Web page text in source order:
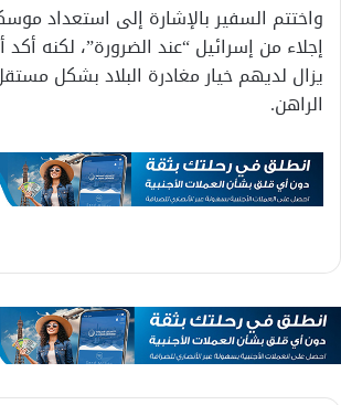
واختتم السفير بالإشارة إلى استعداد
إجلاء من إسرائيل “عند الضرورة”، لكنه أكد
يزال لديهم خيار مغادرة البلاد بشكل
الراهن.